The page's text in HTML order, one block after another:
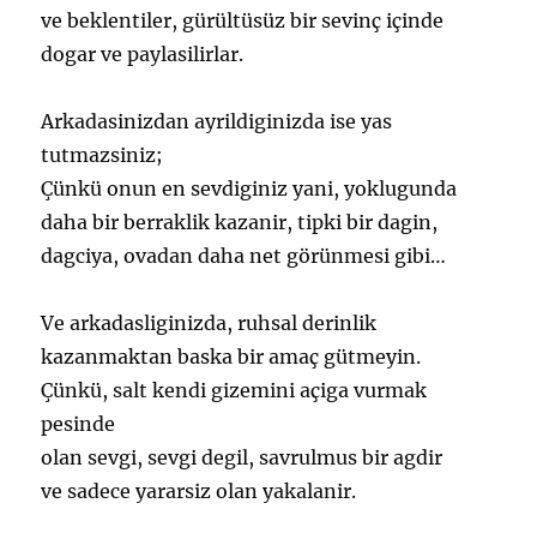
ve beklentiler, gürültüsüz bir sevinç içinde
dogar ve paylasilirlar.
Arkadasinizdan ayrildiginizda ise yas
tutmazsiniz;
Çünkü onun en sevdiginiz yani, yoklugunda
daha bir berraklik kazanir, tipki bir dagin,
dagciya, ovadan daha net görünmesi gibi…
Ve arkadasliginizda, ruhsal derinlik
kazanmaktan baska bir amaç gütmeyin.
Çünkü, salt kendi gizemini açiga vurmak
pesinde
olan sevgi, sevgi degil, savrulmus bir agdir
ve sadece yararsiz olan yakalanir.